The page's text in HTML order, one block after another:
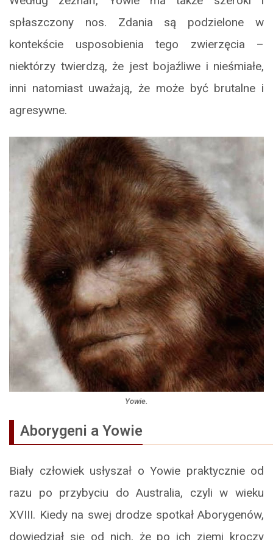
spłaszczony nos. Zdania są podzielone w
kontekście usposobienia tego zwierzęcia –
niektórzy twierdzą, że jest bojaźliwe i nieśmiałe,
inni natomiast uważają, że może być brutalne i
agresywne.
Yowie.
Aborygeni a Yowie
Biały człowiek usłyszał o Yowie praktycznie od
razu po przybyciu do Australia, czyli w wieku
XVIII. Kiedy na swej drodze spotkał Aborygenów,
dowiedział się od nich, że po ich ziemi kroczy